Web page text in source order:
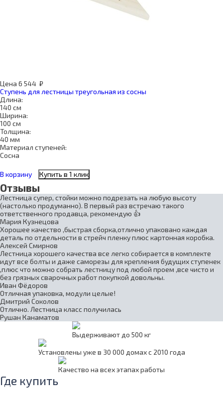
Цена 6 544 ₽
Ступень для лестницы треугольная из сосны
Длина:
140 см
Ширина:
100 см
Толщина:
40 мм
Материал ступеней:
Сосна
В корзину Купить в 1 клик
Отзывы
Лестница супер, стойки можно подрезать на любую высоту
(настолько продуманно). В первый раз встречаю такого
ответственного продавца, рекомендую 👍
Мария Кузнецова
Хорошее качество ,быстрая сборка,отлично упаковано каждая
деталь по отдельности в стрейч пленку плюс картонная коробка.
Алексей Смирнов
Лестница хорошего качества все легко собирается в комплекте
идут все болты и даже саморезы для крепления будущих ступенек
,плюс что можно собрать лестницу под любой проем ,все чисто и
без грязных сварочных работ покупкой довольны.
Иван Фёдоров
Отличная упаковка, модули целые!
Дмитрий Соколов
Отлично. Лестница класс получилась
Рушан Канаматов
Выдерживают до 500 кг
Установлены уже в 30 000 домах с 2010 года
Качество на всех этапах работы
Где купить